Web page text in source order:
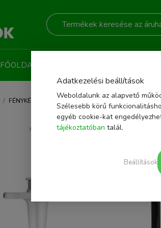
FŐOLDAL
FÉNYKÉPEZŐ KIEGÉSZÍTŐK TÁVKIOLDÓK JJC
Adatkezelési beállítások
Weboldalunk az alapvető
Szélesebb körű
egyéb cookie-kat
tájékoztatóban talál.
Beállítások